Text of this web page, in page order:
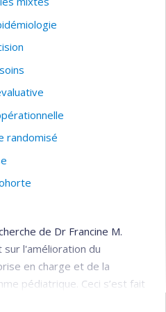
randomisé
de Dr Francine M.
l'amélioration du
en charge et de la
pédiatrique. Ceci s’est fait
d’instruments